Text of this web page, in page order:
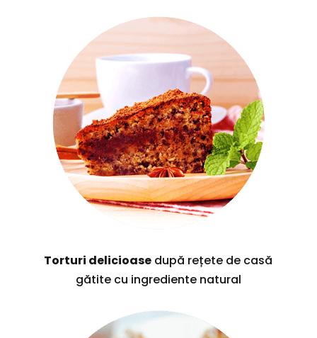
Torturi delicioase după rețete de casă
gătite cu ingrediente natural